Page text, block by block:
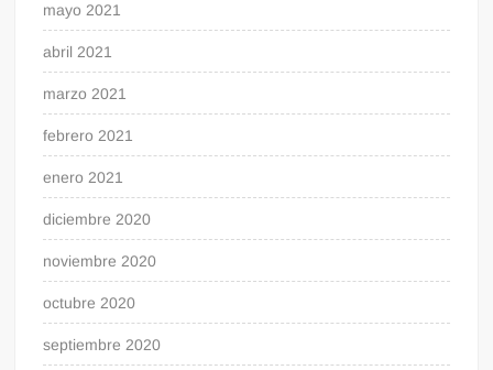
mayo 2021
abril 2021
marzo 2021
febrero 2021
enero 2021
diciembre 2020
noviembre 2020
octubre 2020
septiembre 2020